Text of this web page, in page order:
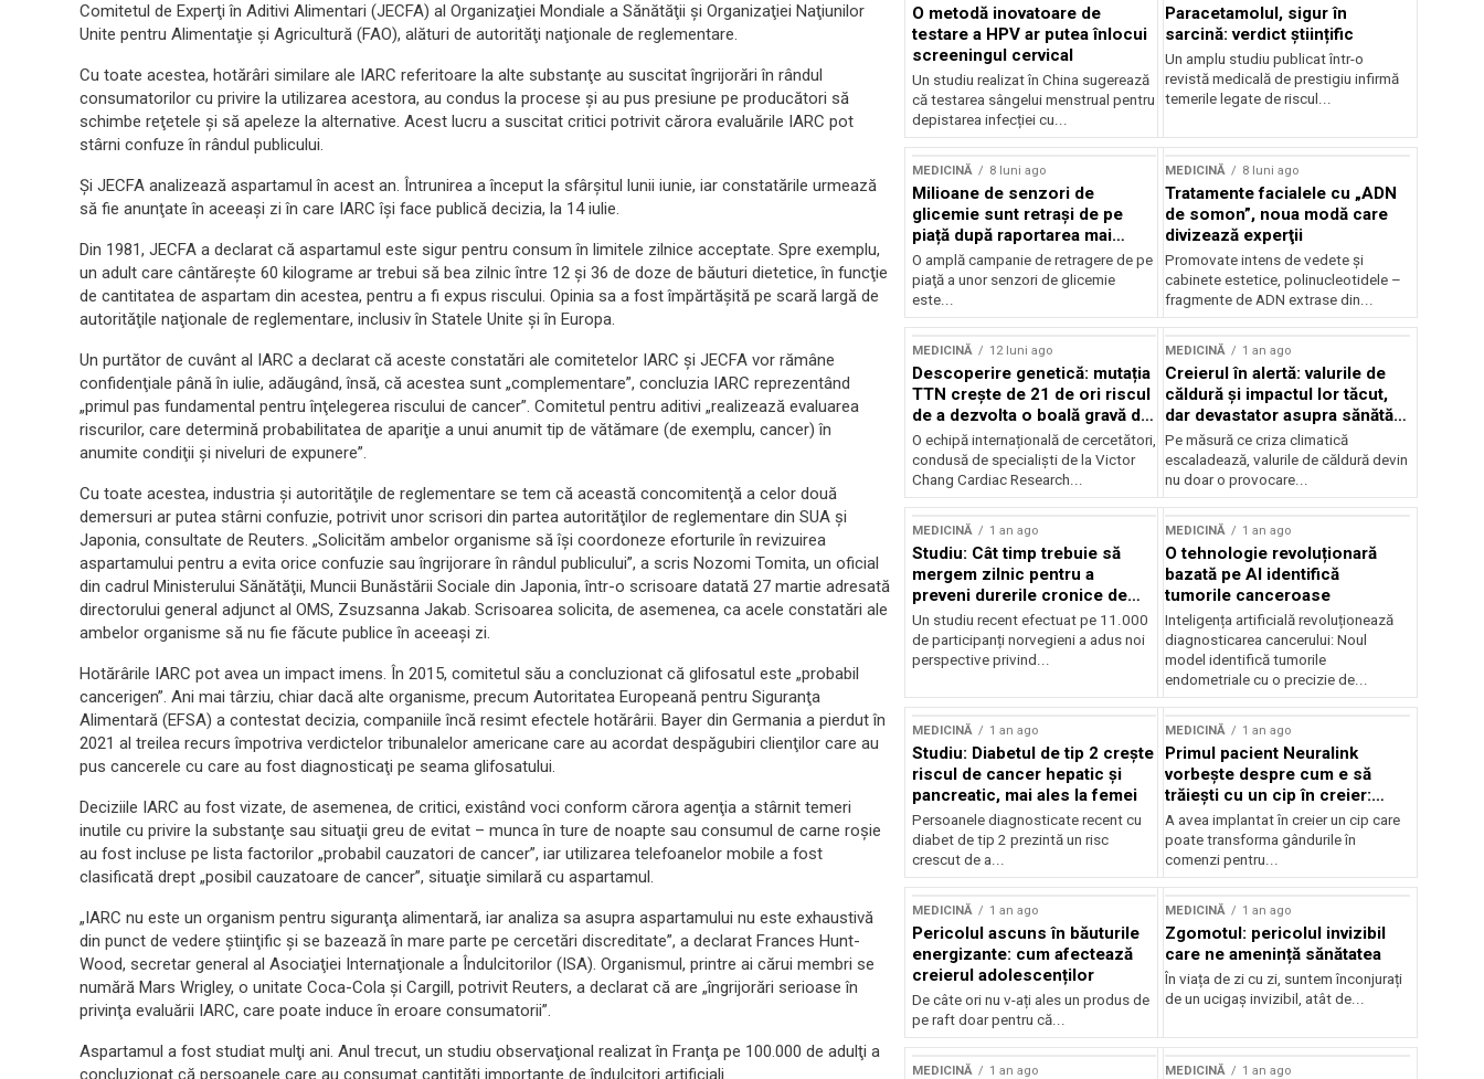
Comitetul de Experţi în Aditivi Alimentari (JECFA) al Organizaţiei Mondiale a Sănătăţii şi Organizaţiei Naţiunilor
Unite pentru Alimentaţie şi Agricultură (FAO), alături de autorităţi naţionale de reglementare.
Cu toate acestea, hotărâri similare ale IARC referitoare la alte substanţe au suscitat îngrijorări în rândul
consumatorilor cu privire la utilizarea acestora, au condus la procese şi au pus presiune pe producători să
schimbe reţetele şi să apeleze la alternative. Acest lucru a suscitat critici potrivit cărora evaluările IARC pot
stârni confuze în rândul publicului.
Şi JECFA analizează aspartamul în acest an. Întrunirea a început la sfârşitul lunii iunie, iar constatările urmează
să fie anunţate în aceeaşi zi în care IARC îşi face publică decizia, la 14 iulie.
Din 1981, JECFA a declarat că aspartamul este sigur pentru consum în limitele zilnice acceptate. Spre exemplu,
un adult care cântăreşte 60 kilograme ar trebui să bea zilnic între 12 şi 36 de doze de băuturi dietetice, în funcţie
de cantitatea de aspartam din acestea, pentru a fi expus riscului. Opinia sa a fost împărtăşită pe scară largă de
autorităţile naţionale de reglementare, inclusiv în Statele Unite şi în Europa.
Un purtător de cuvânt al IARC a declarat că aceste constatări ale comitetelor IARC şi JECFA vor rămâne
confidenţiale până în iulie, adăugând, însă, că acestea sunt „complementare”, concluzia IARC reprezentând
„primul pas fundamental pentru înţelegerea riscului de cancer”. Comitetul pentru aditivi „realizează evaluarea
riscurilor, care determină probabilitatea de apariţie a unui anumit tip de vătămare (de exemplu, cancer) în
anumite condiţii şi niveluri de expunere”.
Cu toate acestea, industria şi autorităţile de reglementare se tem că această concomitenţă a celor două
demersuri ar putea stârni confuzie, potrivit unor scrisori din partea autorităţilor de reglementare din SUA şi
Japonia, consultate de Reuters. „Solicităm ambelor organisme să îşi coordoneze eforturile în revizuirea
aspartamului pentru a evita orice confuzie sau îngrijorare în rândul publicului”, a scris Nozomi Tomita, un oficial
din cadrul Ministerului Sănătăţii, Muncii Bunăstării Sociale din Japonia, într-o scrisoare datată 27 martie adresată
directorului general adjunct al OMS, Zsuzsanna Jakab. Scrisoarea solicita, de asemenea, ca acele constatări ale
ambelor organisme să nu fie făcute publice în aceeaşi zi.
Hotărârile IARC pot avea un impact imens. În 2015, comitetul său a concluzionat că glifosatul este „probabil
cancerigen”. Ani mai târziu, chiar dacă alte organisme, precum Autoritatea Europeană pentru Siguranţa
Alimentară (EFSA) a contestat decizia, companiile încă resimt efectele hotărârii. Bayer din Germania a pierdut în
2021 al treilea recurs împotriva verdictelor tribunalelor americane care au acordat despăgubiri clienţilor care au
pus cancerele cu care au fost diagnosticaţi pe seama glifosatului.
Deciziile IARC au fost vizate, de asemenea, de critici, existând voci conform cărora agenţia a stârnit temeri
inutile cu privire la substanţe sau situaţii greu de evitat – munca în ture de noapte sau consumul de carne roşie
au fost incluse pe lista factorilor „probabil cauzatori de cancer”, iar utilizarea telefoanelor mobile a fost
clasificată drept „posibil cauzatoare de cancer”, situaţie similară cu aspartamul.
„IARC nu este un organism pentru siguranţa alimentară, iar analiza sa asupra aspartamului nu este exhaustivă
din punct de vedere ştiinţific şi se bazează în mare parte pe cercetări discreditate”, a declarat Frances Hunt-
Wood, secretar general al Asociaţiei Internaţionale a Îndulcitorilor (ISA). Organismul, printre ai cărui membri se
numără Mars Wrigley, o unitate Coca-Cola şi Cargill, potrivit Reuters, a declarat că are „îngrijorări serioase în
privinţa evaluării IARC, care poate induce în eroare consumatorii”.
Aspartamul a fost studiat mulţi ani. Anul trecut, un studiu observaţional realizat în Franţa pe 100.000 de adulţi a
concluzionat că persoanele care au consumat cantităţi importante de îndulcitori artificiali
O metodă inovatoare de
testare a HPV ar putea înlocui
screeningul cervical
Un studiu realizat în China sugerează
că testarea sângelui menstrual pentru
depistarea infecției cu...
Paracetamolul, sigur în
sarcină: verdict științific
Un amplu studiu publicat într-o
revistă medicală de prestigiu infirmă
temerile legate de riscul...
MEDICINĂ 8 luni ago
Milioane de senzori de
glicemie sunt retrași de pe
piață după raportarea mai
multor decese
O amplă campanie de retragere de pe
piaţă a unor senzori de glicemie
este...
MEDICINĂ 8 luni ago
Tratamente facialele cu „ADN
de somon”, noua modă care
divizează experţii
Promovate intens de vedete şi
cabinete estetice, polinucleotidele –
fragmente de ADN extrase din...
MEDICINĂ 12 luni ago
Descoperire genetică: mutația
TTN crește de 21 de ori riscul
de a dezvolta o boală gravă de
inimă
O echipă internațională de cercetători,
condusă de specialiști de la Victor
Chang Cardiac Research...
MEDICINĂ 1 an ago
Creierul în alertă: valurile de
căldură și impactul lor tăcut,
dar devastator asupra sănătății
neurologice
Pe măsură ce criza climatică
escaladează, valurile de căldură devin
nu doar o provocare...
MEDICINĂ 1 an ago
Studiu: Cât timp trebuie să
mergem zilnic pentru a
preveni durerile cronice de
spate
Un studiu recent efectuat pe 11.000
de participanți norvegieni a adus noi
perspective privind...
MEDICINĂ 1 an ago
O tehnologie revoluționară
bazată pe AI identifică
tumorile canceroase
Inteligența artificială revoluționează
diagnosticarea cancerului: Noul
model identifică tumorile
endometriale cu o precizie de...
MEDICINĂ 1 an ago
Studiu: Diabetul de tip 2 crește
riscul de cancer hepatic și
pancreatic, mai ales la femei
Persoanele diagnosticate recent cu
diabet de tip 2 prezintă un risc
crescut de a...
MEDICINĂ 1 an ago
Primul pacient Neuralink
vorbește despre cum e să
trăiești cu un cip în creier:
„Sună a SF, dar este realitate”
A avea implantat în creier un cip care
poate transforma gândurile în
comenzi pentru...
MEDICINĂ 1 an ago
Pericolul ascuns în băuturile
energizante: cum afectează
creierul adolescenților
De câte ori nu v-ați ales un produs de
pe raft doar pentru că...
MEDICINĂ 1 an ago
Zgomotul: pericolul invizibil
care ne amenință sănătatea
În viața de zi cu zi, suntem înconjurați
de un ucigaș invizibil, atât de...
MEDICINĂ 1 an ago MEDICINĂ 1 an ago